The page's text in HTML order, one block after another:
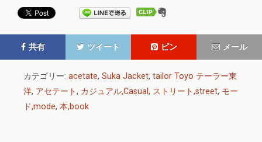
共有 ツイート ピン メール
カテゴリー: acetate, Suka Jacket, tailor Toyo テーラー東
洋, アセテート, カジュアル,Casual, ストリート,street, モー
ド,mode, 本,book